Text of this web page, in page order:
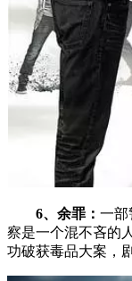
6、余罪： 一部
察是一个混不吝的
功破获毒品大案，